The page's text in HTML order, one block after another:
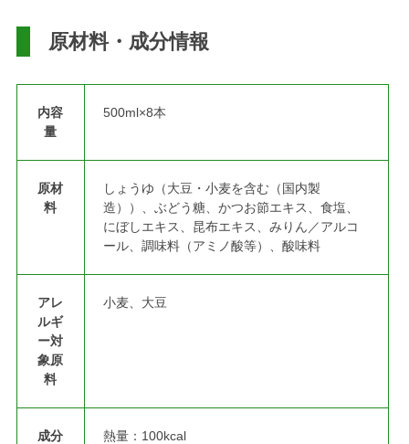
原材料・成分情報
内容
量
500ml×8本
原材
料
しょうゆ（大豆・小麦を含む（国内製
造））、ぶどう糖、かつお節エキス、食塩、
にぼしエキス、昆布エキス、みりん／アルコ
ール、調味料（アミノ酸等）、酸味料
アレ
ルギ
ー対
象原
料
小麦、大豆
成分
熱量：100kcal